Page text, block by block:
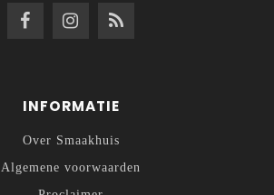
INFORMATIE
Over Smaakhuis
Algemene voorwaarden